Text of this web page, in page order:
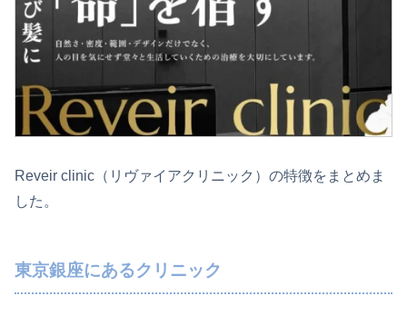
Reveir clinic（リヴァイアクリニック）の特徴をまとめま
した。
東京銀座にあるクリニック